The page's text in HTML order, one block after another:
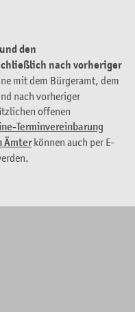
den
nach vorheriger
mit dem Bürgeramt, dem
nach vorheriger
offenen
Terminvereinbarung
Ämterkönnen auch per E-